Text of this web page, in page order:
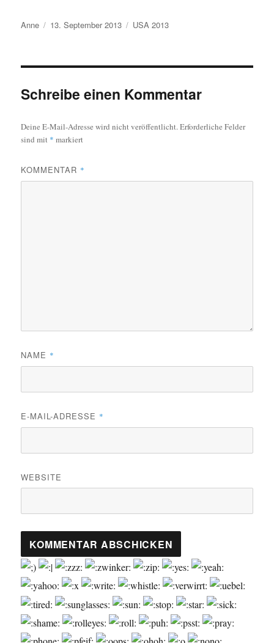
Autor
Anne
Veröffentlicht
13. September 2013 Kategorien
USA 2013
Schreibe einen Kommentar
Deine E-Mail-Adresse wird nicht veröffentlicht.Erforderliche Felder
sind mit * markiert
KOMMENTAR *
NAME *
E-MAIL-ADRESSE *
WEBSITE